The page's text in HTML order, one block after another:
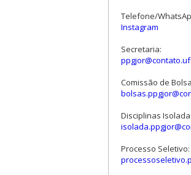
Telefone/
Instagram
Secretaria:
Comissão de
Disciplinas
Processo Seletivo: